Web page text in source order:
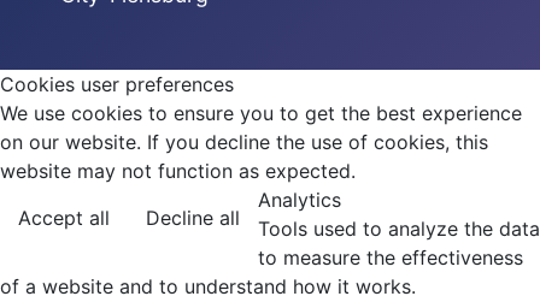
Cookies user preferences
We use cookies to ensure you to get the best experience
on our website. If you decline the use of cookies, this
website may not function as expected.
Accept all
Decline all
Analytics
Tools used to analyze the data
to measure the effectiveness
of a website and to understand how it works.